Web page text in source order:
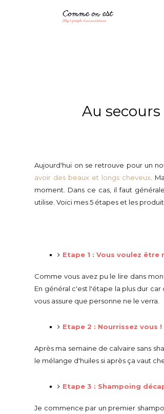
Au
Aujourd'hui on se retrouve pour un
avoir des beaux et longs cheveux .
moment. Dans ce cas, il faut
utilise. Voici mes 5 étapes et les
Etape 1 : Vous voulez être
Comme vous avez pu le lire dans
En général c'est l'étape la plus dur
vous assure que personne ne le verra.
Etape 2 : Nourrissez vous !
Après ma semaine de calvaire sans
le mélange d'huiles si après ça vaut
Etape 3 : Shampoing
Je commence par un premier